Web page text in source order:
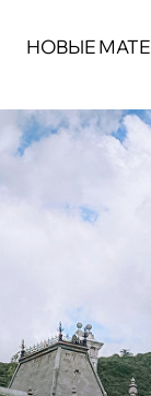
НОВЫЕ